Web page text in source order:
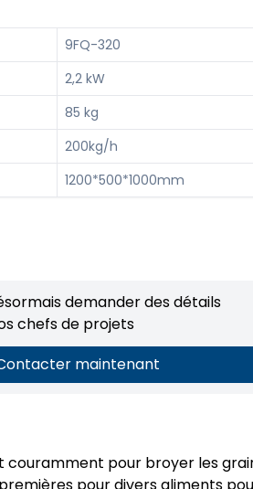
9FQ-320
2,2 kW
85 kg
200kg/h
1200*500*1000mm
demander des détails
chefs de projets
maintenant
couramment pour broyer les
pour divers aliments